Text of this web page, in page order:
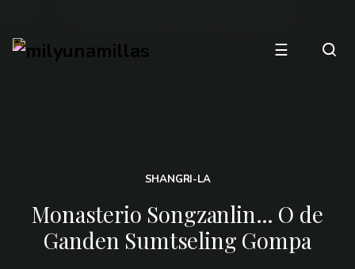
☰
SHANGRI-LA
Monasterio Songzanlin… O de
Ganden Sumtseling Gompa